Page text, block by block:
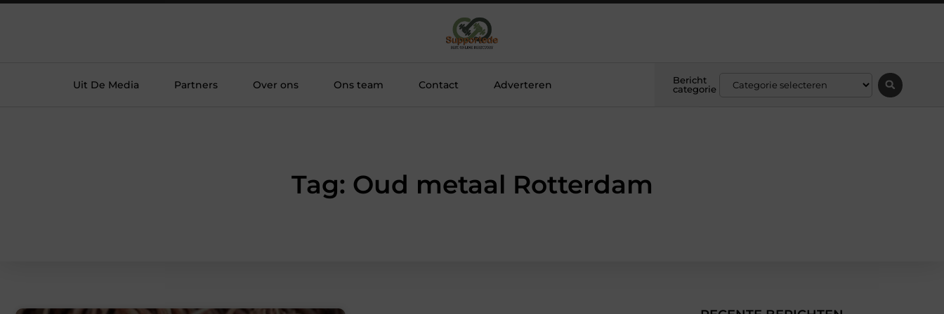
Uit De Media Partners Over ons Ons team Contact Adverteren
Bericht
categorie
Tag: Oud metaal Rotterdam